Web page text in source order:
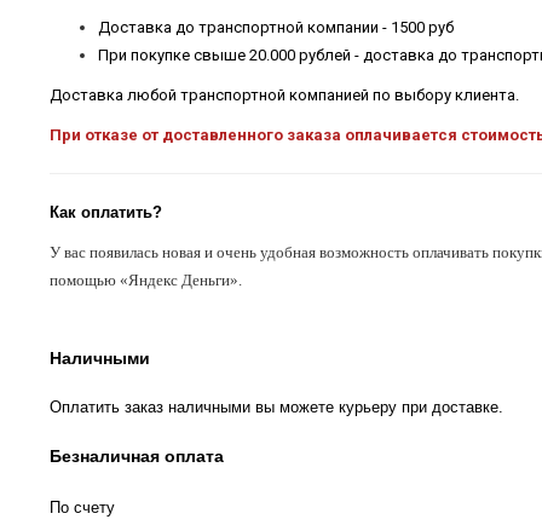
Доставка до транспортной компании - 1500 руб
При покупке свыше 20.000 рублей - доставка до
Доставка любой транспортной компанией по выбору клиента.
При отказе от доставленного заказа оплачивается
Как оплатить?
У вас появилась новая и очень удобная возможность оплачивать
помощью «Яндекс Деньги».
Наличными
Оплатить заказ наличными вы можете курьеру при доставке.
Безналичная оплата
По счету